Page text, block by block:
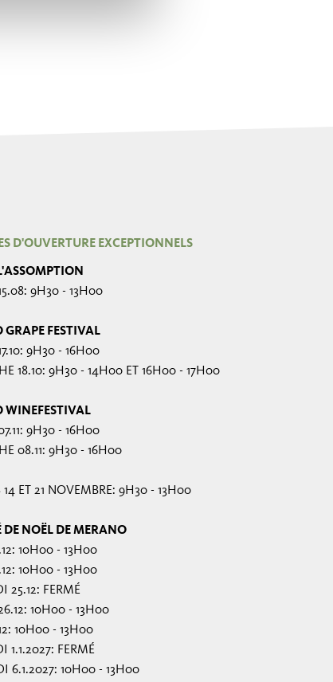
D'OUVERTURE EXCEPTIONNELS
9H30 - 13H00
FESTIVAL
9H30 - 16H00
18.10: 9H30 - 14H00 ET 16H00 - 17H00
WINEFESTIVAL
9H30 - 16H00
08.11: 9H30 - 16H00
14 ET 21 NOVEMBRE: 9H30 - 13H00
NOËL DE MERANO
10H00 - 13H00
10H00 - 13H00
25.12: FERMÉ
10H00 - 13H00
10H00 - 13H00
1.1.2027: FERMÉ
6.1.2027: 10H00 - 13H00